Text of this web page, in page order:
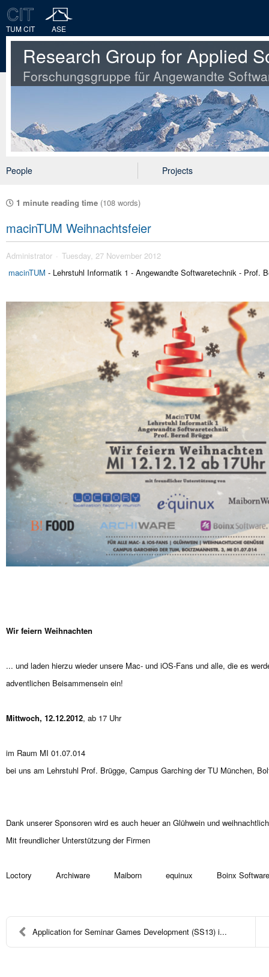
TUM CIT ASE
Research Group for Applied
Forschungsgruppe für Angewandte
People Projects
1 minute reading time (108 words)
macinTUM Weihnachtsfeier
Administrator
Tuesday, 27 November 2012
macinTUM - Lehrstuhl Informatik 1 - Angewandte Softwaretechnik - Prof.
Wir feiern Weihnachten
... und laden hierzu wieder unsere Mac- und iOS-Fans und alle, die es
adventlichen Beisammensein ein!
Mittwoch, 12.12.2012, ab 17 Uhr
im Raum MI 01.07.014
bei uns am Lehrstuhl Prof. Brügge, Campus Garching der TU München,
Dank unserer Sponsoren wird es auch heuer an Glühwein und
Mit freundlicher Unterstützung der Firmen
Loctory Archiware Maiborn equinux Boinx Software
Application for Seminar Games Development (SS13) i...